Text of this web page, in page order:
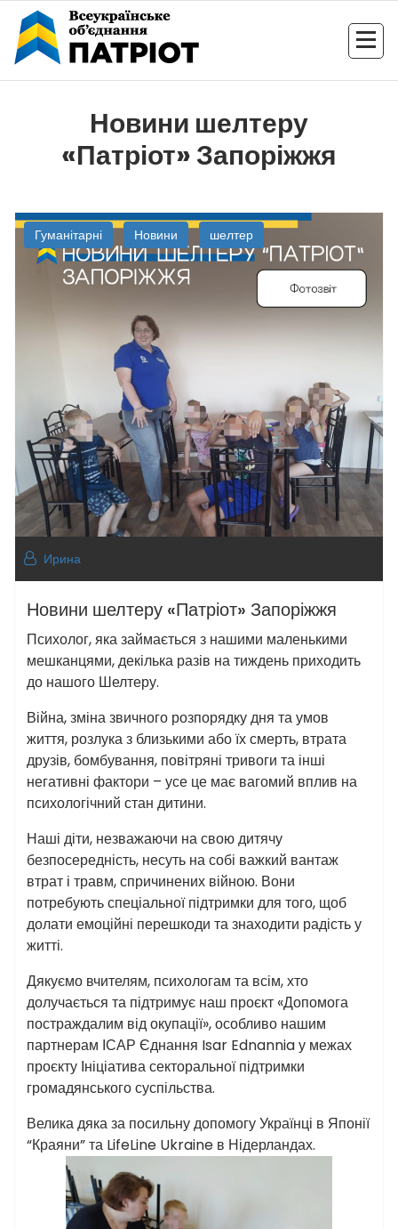
Перейти
контенту
Новини шелтеру
«Патріот» Запоріжжя
Гуманітарні Новини шелтер
Ирина
Новини шелтеру «Патріот» Запоріжжя
Психолог, яка займається з нашими маленькими
мешканцями, декілька разів на тиждень приходить
до нашого Шелтеру.
Війна, зміна звичного розпорядку дня та умов
життя, розлука з близькими або їх смерть, втрата
друзів, бомбування, повітряні тривоги та інші
негативні фактори – усе це має вагомий вплив на
психологічний стан дитини.
Наші діти, незважаючи на свою дитячу
безпосередність, несуть на собі важкий вантаж
втрат і травм, спричинених війною. Вони
потребують спеціальної підтримки для того, щоб
долати емоційні перешкоди та знаходити радість у
житті.
Дякуємо вчителям, психологам та всім, хто
долучається та підтримує наш проєкт «Допомога
постраждалим від окупації», особливо нашим
партнерам ІСАР Єднання Isar Ednannia у межах
проєкту Ініціатива секторальної підтримки
громадянського суспільства.
Велика дяка за посильну допомогу Українці в Японії
“Краяни” та LifeLine Ukraine в Нідерландах.